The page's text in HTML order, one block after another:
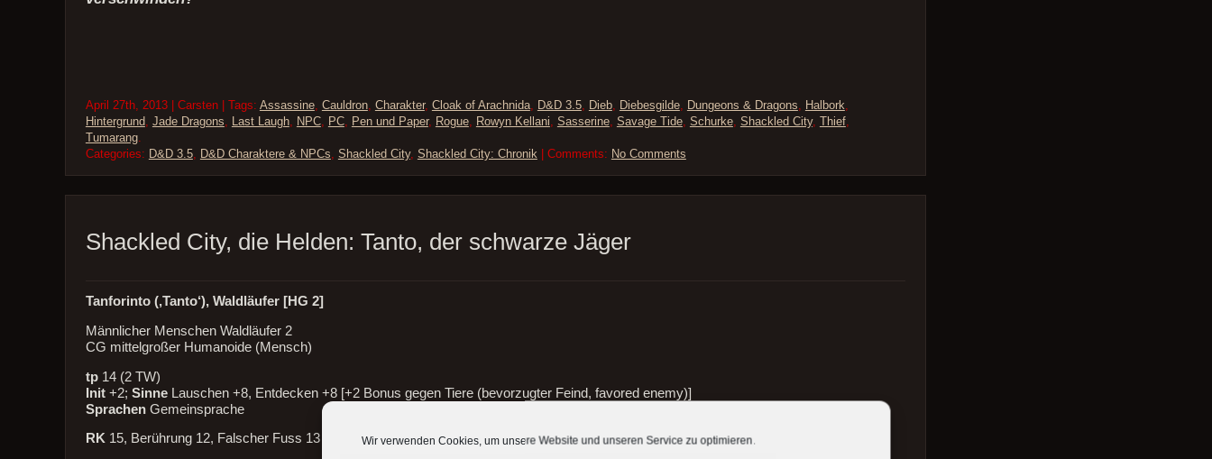
Wir verwenden Cookies, um unsere Website und unseren Service zu optimieren.
April 27th, 2013 | Carsten | Tags: Assassine, Cauldron, Charakter, Cloak of Arachnida, D&D 3.5, Dieb, Diebesgilde, Dungeons & Dragons Halbork
Hintergrund Jade Dragons Last Laugh, NPC, PC, Pen und Paper, Rogue, Rowyn Kellani Sasserine, Savage Tide, Schurke, Shackled City, Thief,
Tumarang.
Categories: D&D 3.5, D&D Charaktere & NPCs Shackled City, Shackled City: Chronik | Comments: No Comments
Shackled City, die Helden: Tanto, der schwarze Jäger
Tanforinto (‚Tanto‘), Waldläufer [HG 2]
Männlicher Menschen Waldläufer 2
CG mittelgroßer Humanoide (Mensch)
tp14 (2 TW)
Init+2; SinneLauschen +8, Entdecken +8 [+2 Bonus gegen Tiere (bevorzugter Feind, favored enemy)]
SprachenGemeinsprache
RK 15, Berührung 12, Falscher Fuss 13